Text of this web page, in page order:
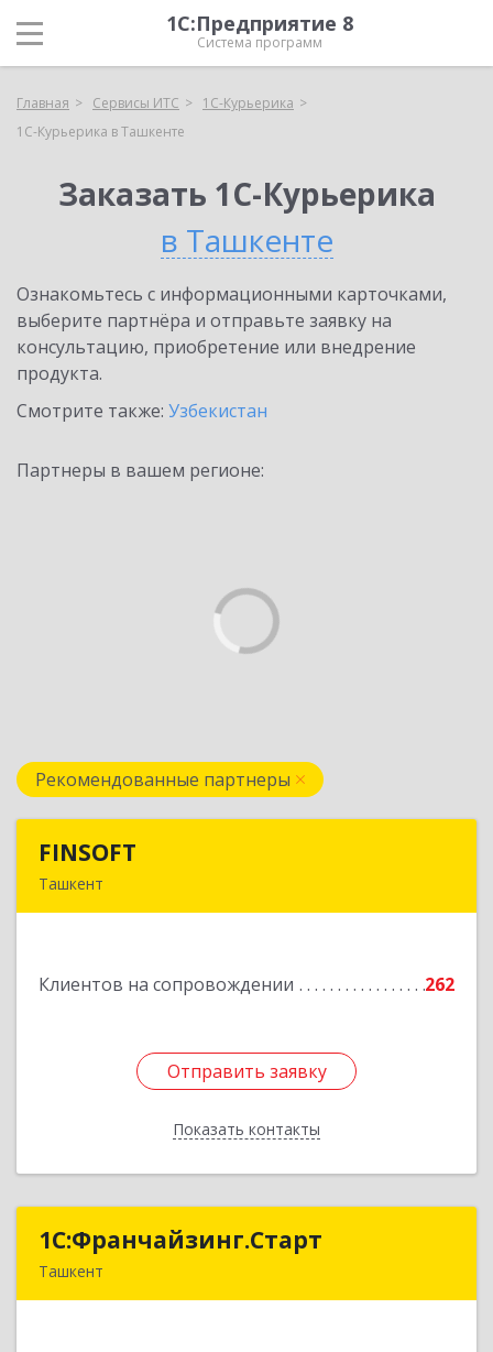
1С:Предприятие 8
Система программ
Главная Сервисы ИТС
1С-Курьерика
1С-Курьерика в Ташкенте
Заказать 1С-Курьерика
в Ташкенте
Ознакомьтесь с информационными карточками,
выберите партнёра и отправьте заявку на
консультацию, приобретение или внедрение
продукта.
Смотрите также: Узбекистан
Партнеры в вашем регионе:
Рекомендованные партнеры
FINSOFT
Ташкент
Клиентов на сопровождении 262
Отправить заявку
Показать контакты
Отправить заявку
Назад
1С:Франчайзинг.Старт
Ташкент
1С:Франчайзинг.Старт